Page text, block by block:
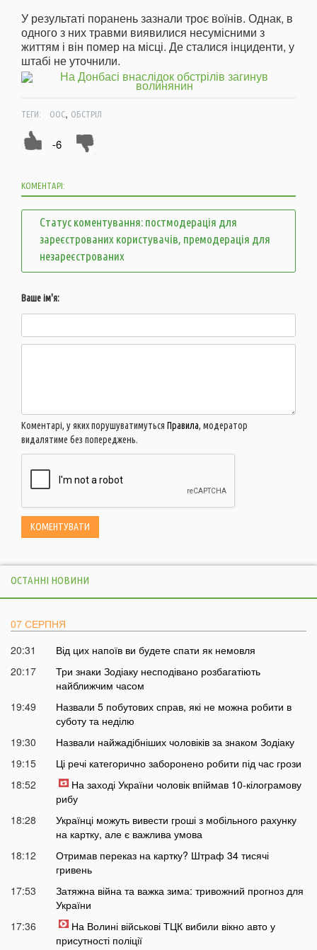
У результаті поранень зазнали троє воїнів. Однак, в
одного з них травми виявилися несумісними з
життям і він помер на місці. Де сталися інциденти, у
штабі не уточнили.
ТЕГИ: ООС, ОБСТРІЛ
-6
КОМЕНТАРІ:
Статус коментування: постмодерація для
зареєстрованих користувачів, премодерація для
незареєстрованих
Ваше ім'я:
Коментарі, у яких порушуватимуться Правила, модератор
видалятиме без попереджень.
ОСТАННІ НОВИНИ
07 СЕРПНЯ
20:31
Від цих напоїв ви будете спати як немовля
20:17
Три знаки Зодіаку несподівано розбагатіють
найближчим часом
19:49
Назвали 5 побутових справ, які не можна робити в
суботу та неділю
19:30
Назвали найжадібніших чоловіків за знаком Зодіаку
19:15
Ці речі категорично заборонено робити під час грози
18:52
На заході України чоловік впіймав 10-кілограмову
рибу
18:28
Українці можуть вивести гроші з мобільного рахунку
на картку, але є важлива умова
18:12
Отримав переказ на картку? Штраф 34 тисячі
гривень
17:53
Затяжна війна та важка зима: тривожний прогноз для
України
17:36
На Волині військові ТЦК вибили вікно авто у
присутності поліції